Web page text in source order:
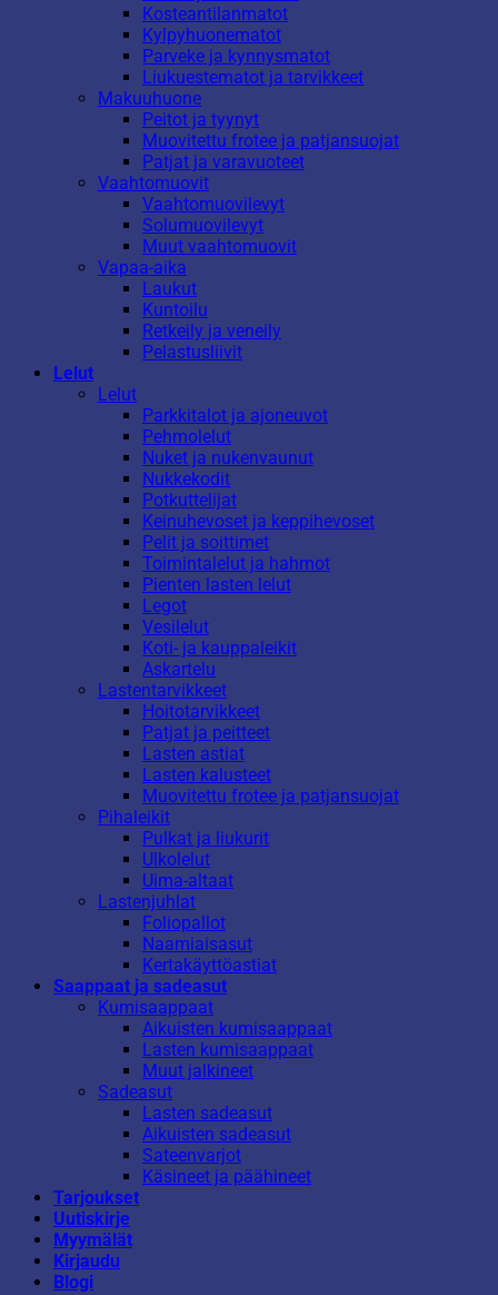
Kosteantilanmatot
Kylpyhuonematot
Parveke ja kynnysmatot
Liukuestematot ja tarvikkeet
Makuuhuone
Peitot ja tyynyt
Muovitettu frotee ja patjansuojat
Patjat ja varavuoteet
Vaahtomuovit
Vaahtomuovilevyt
Solumuovilevyt
Muut vaahtomuovit
Vapaa-aika
Laukut
Kuntoilu
Retkeily ja veneily
Pelastusliivit
Lelut
Lelut
Parkkitalot ja ajoneuvot
Pehmolelut
Nuket ja nukenvaunut
Nukkekodit
Potkuttelijat
Keinuhevoset ja keppihevoset
Pelit ja soittimet
Toimintalelut ja hahmot
Pienten lasten lelut
Legot
Vesilelut
Koti- ja kauppaleikit
Askartelu
Lastentarvikkeet
Hoitotarvikkeet
Patjat ja peitteet
Lasten astiat
Lasten kalusteet
Muovitettu frotee ja patjansuojat
Pihaleikit
Pulkat ja liukurit
Ulkolelut
Uima-altaat
Lastenjuhlat
Foliopallot
Naamiaisasut
Kertakäyttöastiat
Saappaat ja sadeasut
Kumisaappaat
Aikuisten kumisaappaat
Lasten kumisaappaat
Muut jalkineet
Sadeasut
Lasten sadeasut
Aikuisten sadeasut
Sateenvarjot
Käsineet ja päähineet
Tarjoukset
Uutiskirje
Myymälät
Kirjaudu
Blogi